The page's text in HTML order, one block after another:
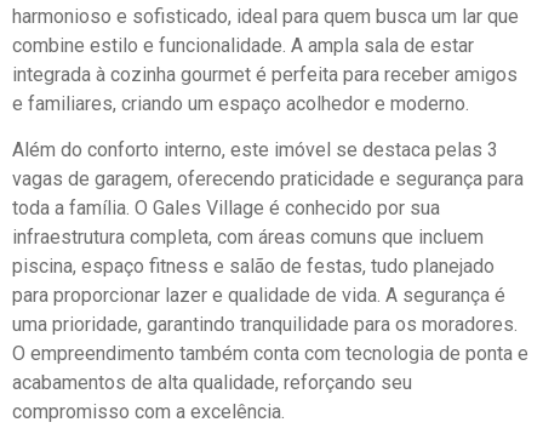
harmonioso e sofisticado, ideal para quem busca um lar que
combine estilo e funcionalidade. A ampla sala de estar
integrada à cozinha gourmet é perfeita para receber amigos
e familiares, criando um espaço acolhedor e moderno.
Além do conforto interno, este imóvel se destaca pelas 3
vagas de garagem, oferecendo praticidade e segurança para
toda a família. O Gales Village é conhecido por sua
infraestrutura completa, com áreas comuns que incluem
piscina, espaço fitness e salão de festas, tudo planejado
para proporcionar lazer e qualidade de vida. A segurança é
uma prioridade, garantindo tranquilidade para os moradores.
O empreendimento também conta com tecnologia de ponta e
acabamentos de alta qualidade, reforçando seu
compromisso com a excelência.